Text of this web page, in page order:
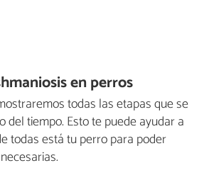
en perros
todas las etapas que se
del tiempo. Esto te puede ayudar a
todas está tu perro para poder